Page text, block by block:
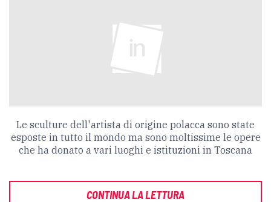
Le sculture dell'artista di origine polacca sono state
esposte in tutto il mondo ma sono moltissime le opere
che ha donato a vari luoghi e istituzioni in Toscana
CONTINUA LA LETTURA